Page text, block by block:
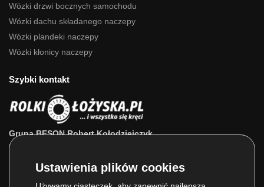
Wózki drzwi bocznych samochodu
Wózki dachu składanego naczepy
Wózki plandeki naczepy
Wózki kłonicy naczepy
Szybki kontakt
Grupa BESON Robert Kołodziejczyk
ul. Powstańców Wlkp. 63a